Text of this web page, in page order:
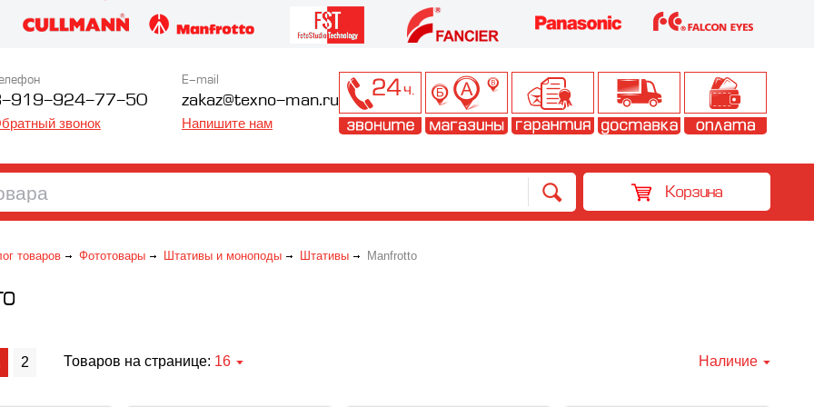
919-924-77-50
звонок
E-mail
zakaz@texno-man.ru
Напишите нам
Корзина
товаров Фототовары Штативы и моноподы Штативы Manfrotto
2 Товаров на странице: 16 Наличие